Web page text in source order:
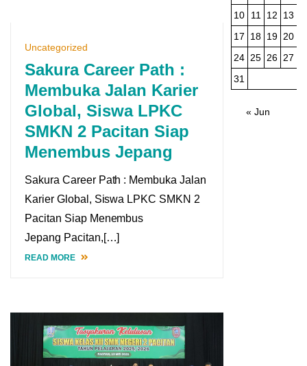
Uncategorized
Sakura Career Path :
Membuka Jalan Karier
Global, Siswa LPKC
SMKN 2 Pacitan Siap
Menembus Jepang
Sakura Career Path : Membuka Jalan
Karier Global, Siswa LPKC SMKN 2
Pacitan Siap Menembus
Jepang Pacitan,[…]
READ MORE
10
11 12 13
17
18 19 20
24 25 26 27
31
« Jun